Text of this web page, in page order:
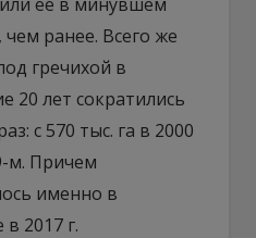
ранее. Всего же
гречихой в
20 лет сократились
с 570 тыс. га в 2000
м. Причем
именно в
2017 г.